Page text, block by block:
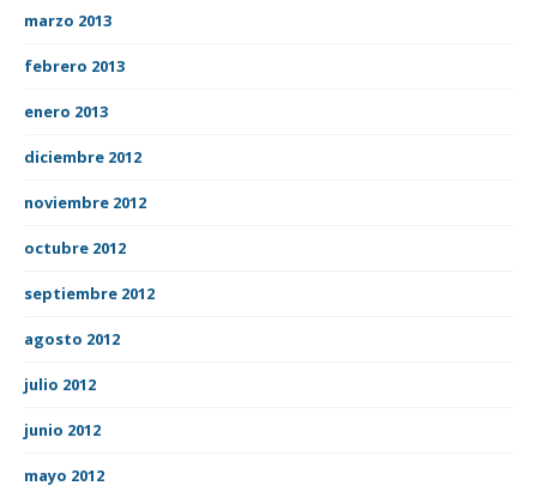
marzo 2013
febrero 2013
enero 2013
diciembre 2012
noviembre 2012
octubre 2012
septiembre 2012
agosto 2012
julio 2012
junio 2012
mayo 2012